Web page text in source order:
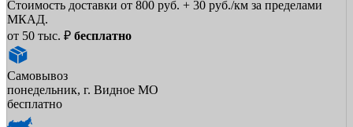
Стоимость доставки от 800 руб. + 30 руб./км за пределами
МКАД.
от 50 тыс. ₽ бесплатно
Самовывоз
понедельник, г. Видное МО
бесплатно